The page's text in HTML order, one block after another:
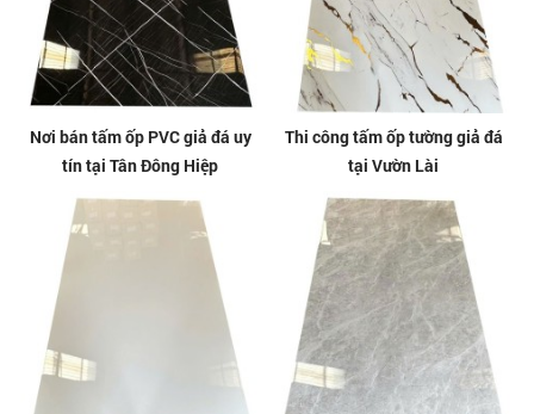
Nơi bán tấm ốp PVC giả đá uy
tín tại Tân Đông Hiệp
Thi công tấm ốp tường giả đá
tại Vườn Lài